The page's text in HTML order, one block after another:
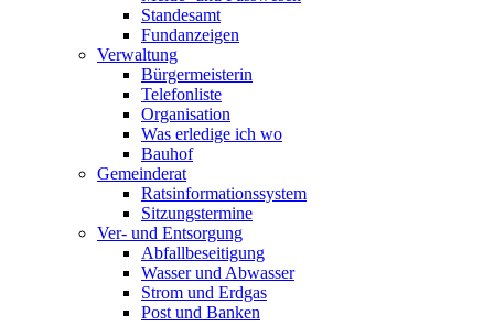
Standesamt
Fundanzeigen
Verwaltung
Bürgermeisterin
Telefonliste
Organisation
Was erledige ich wo
Bauhof
Gemeinderat
Ratsinformationssystem
Sitzungstermine
Ver- und Entsorgung
Abfallbeseitigung
Wasser und Abwasser
Strom und Erdgas
Post und Banken